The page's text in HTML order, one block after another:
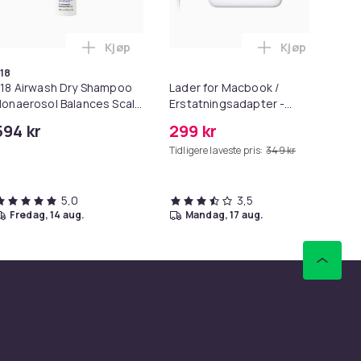
i handlekurven
i A4-størrelse - 24 stk. i handlekurven
Airwash Dry Shampoo
Balances Scalp
kr
Legg K18 Airwash Dry Shampoo
Kjøp
5,0
fredag, 14 aug.
Lader for Macbook /
Erstatningsadapter -
299 kr
Tidligere laveste pris: 349 kr
Legg Lader
Kjøp
3,5
mandag, 17 aug.